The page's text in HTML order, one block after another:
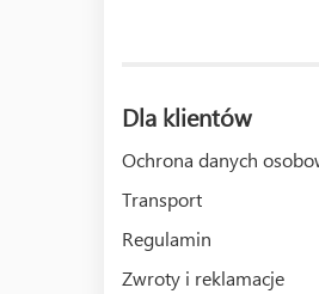
Dla klientów
Ochrona danych
Transport
Regulamin
Zwroty i reklamacje